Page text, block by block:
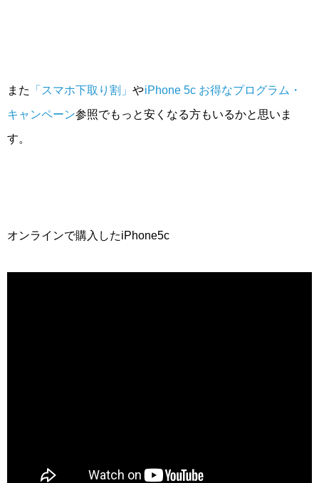
また 「スマホ下取り割」 やiPhone 5c お得なプログラム・
キャンペーン参照でもっと安くなる方もいるかと思いま
す。
オンラインで購入したiPhone5c